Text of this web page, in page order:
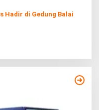
Hadir di Gedung Balai